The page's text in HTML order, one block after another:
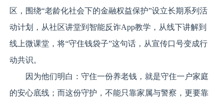
区，围绕“老龄化社会下的金融权益保护”设立长期系列活
动计划，从社区讲堂到智能反诈App教学，从线下讲解到
线上微课堂，将“守住钱袋子”这句话，从宣传口号变成行
动共识。
因为他们明白：守住一份养老钱，就是守住一户家庭
的安心底线；而这份守护，不能只靠家属与警察，更要靠